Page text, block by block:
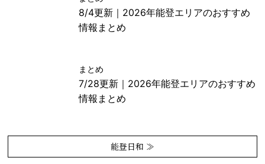
8/4更新｜2026年能登エリアのおすすめ
情報まとめ
まとめ
7/28更新｜2026年能登エリアのおすすめ
情報まとめ
能登日和 ≫